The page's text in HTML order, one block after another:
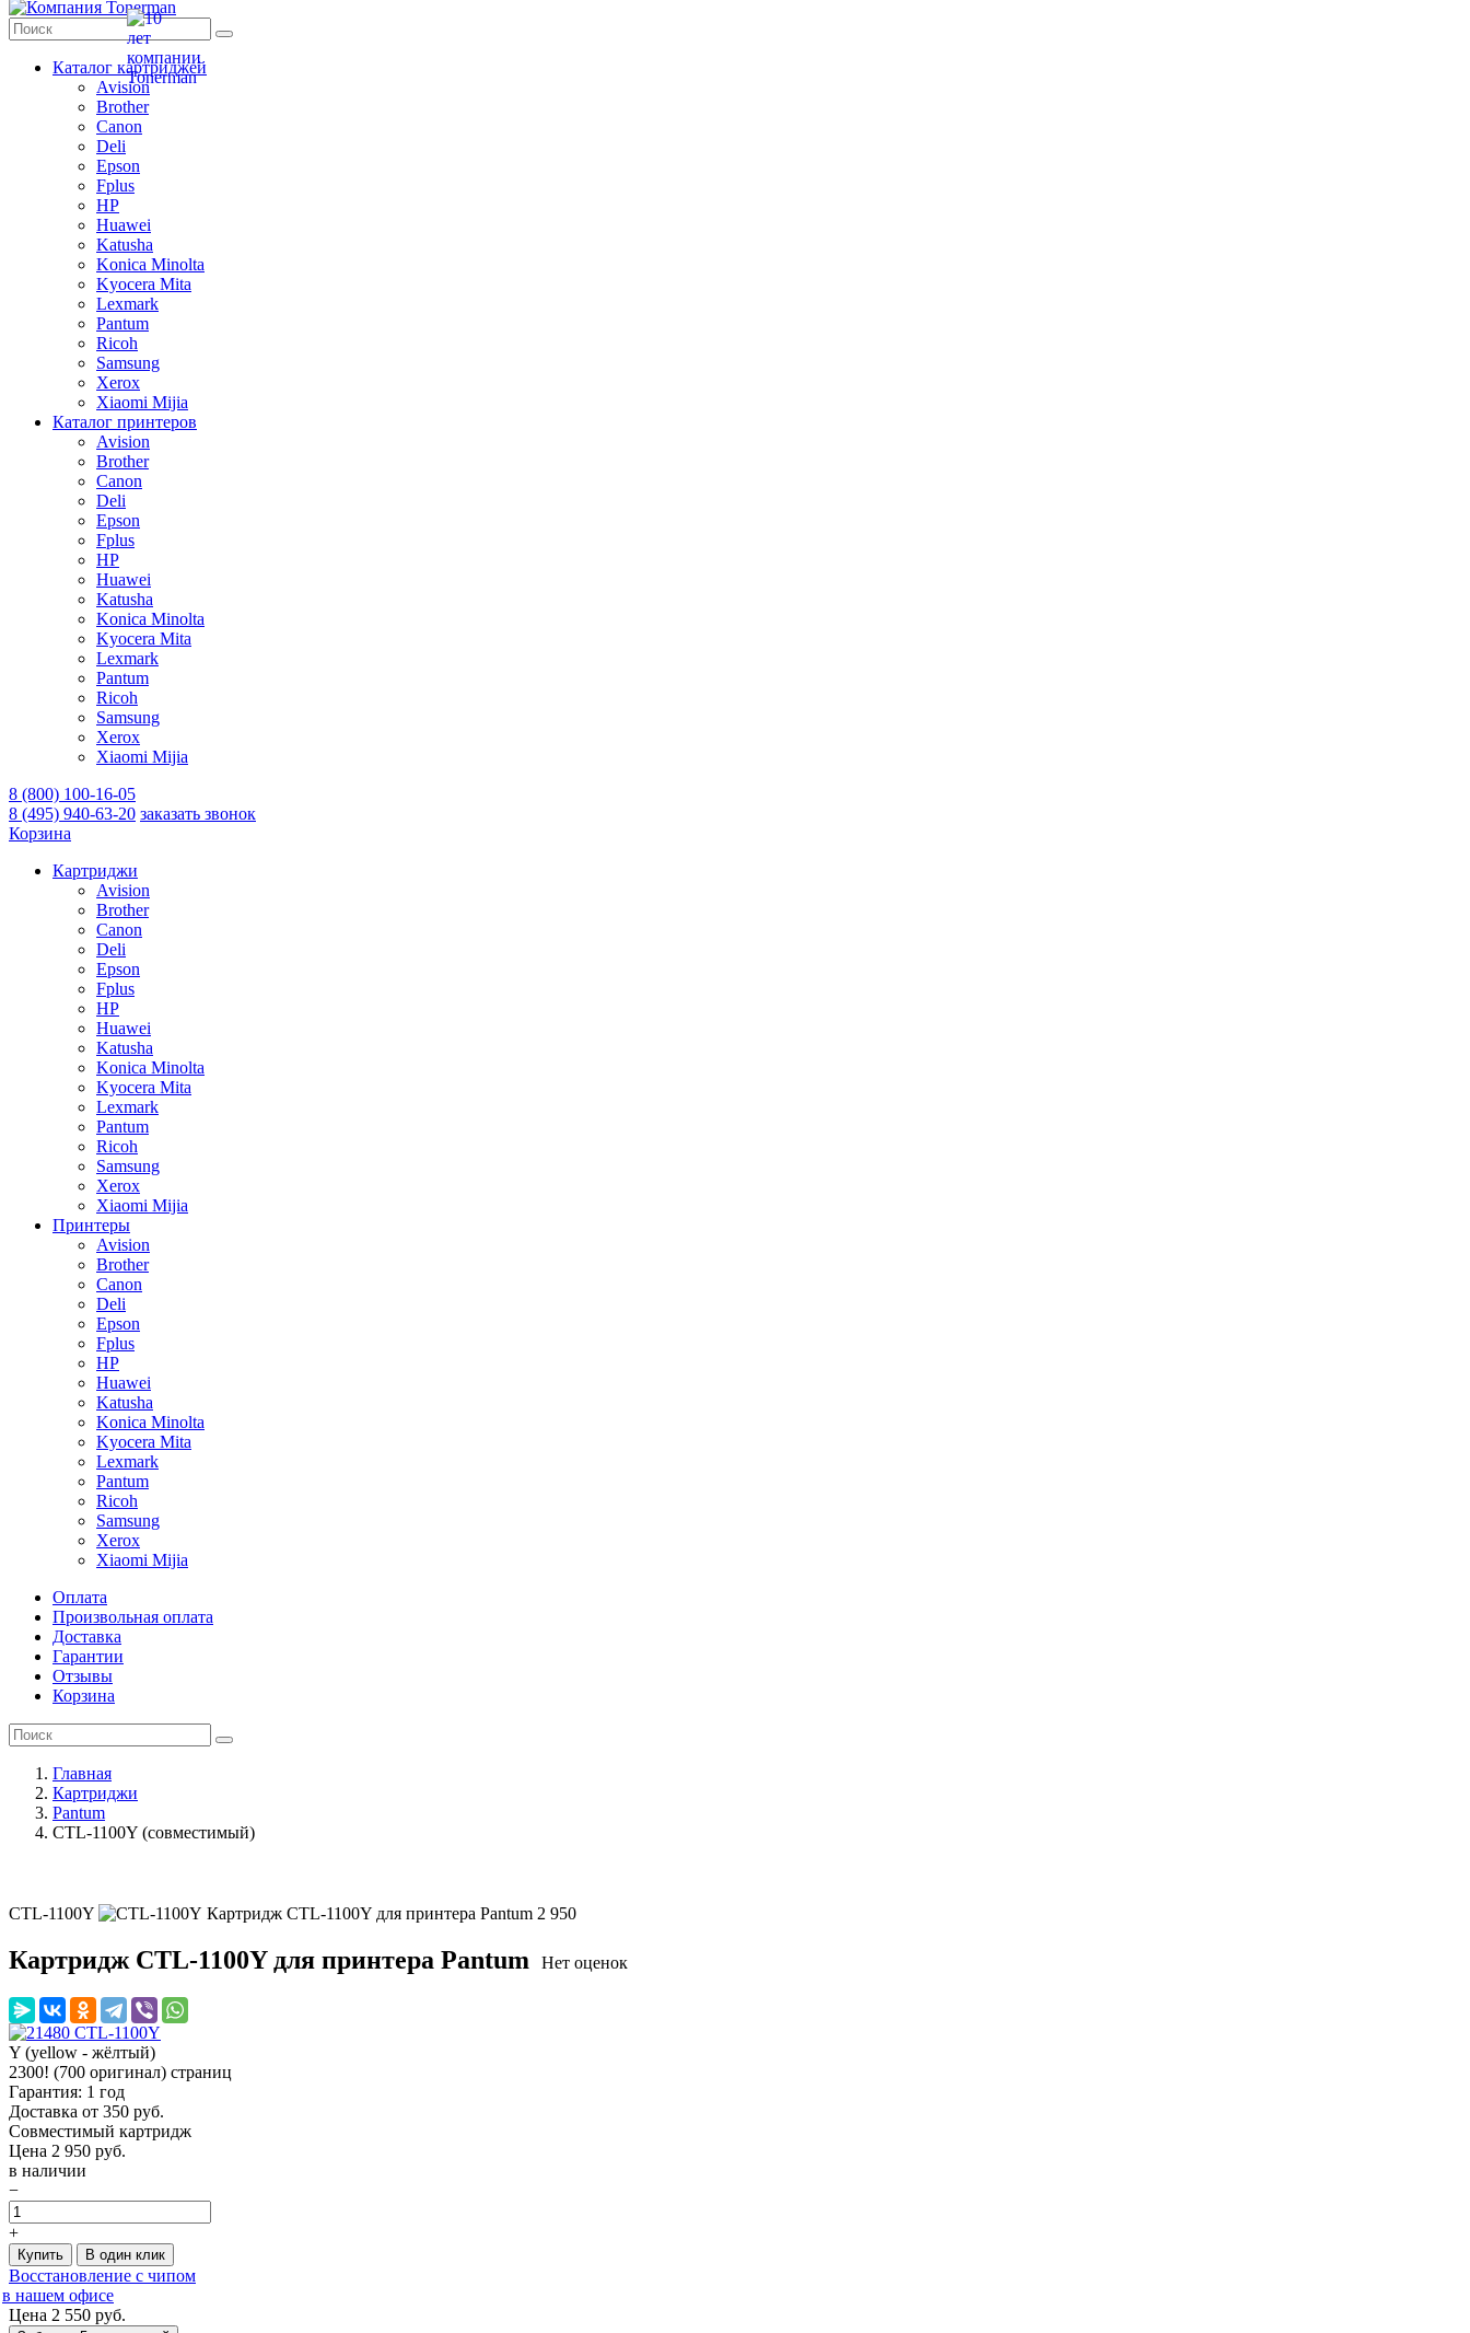
Каталог картриджей
Avision
Brother
Canon
Deli
Epson
Fplus
HP
Huawei
Katusha
Konica Minolta
Kyocera Mita
Lexmark
Pantum
Ricoh
Samsung
Xerox
Xiaomi Mijia
Каталог принтеров
Avision
Brother
Canon
Deli
Epson
Fplus
HP
Huawei
Katusha
Konica Minolta
Kyocera Mita
Lexmark
Pantum
Ricoh
Samsung
Xerox
Xiaomi Mijia
8 (800) 100-16-05
8 (495) 940-63-20 заказать звонок
Корзина
Картриджи
Avision
Brother
Canon
Deli
Epson
Fplus
HP
Huawei
Katusha
Konica Minolta
Kyocera Mita
Lexmark
Pantum
Ricoh
Samsung
Xerox
Xiaomi Mijia
Принтеры
Avision
Brother
Canon
Deli
Epson
Fplus
HP
Huawei
Katusha
Konica Minolta
Kyocera Mita
Lexmark
Pantum
Ricoh
Samsung
Xerox
Xiaomi Mijia
Оплата
Произвольная оплата
Доставка
Гарантии
Отзывы
Корзина
Главная
Картриджи
Pantum
CTL-1100Y (совместимый)
CTL-1100Y Картридж CTL-1100Y для принтера Pantum 2 950
Картридж CTL-1100Y для принтера Pantum Нет оценок
Y (yellow - жёлтый)
2300! (700 оригинал) страниц
Гарантия: 1 год
Доставка от 350 руб.
Совместимый картридж
Цена 2 950 руб.
в наличии
−
+
Купить В один клик
Восстановление с чипом
в нашем офисе
Цена 2 550 руб.